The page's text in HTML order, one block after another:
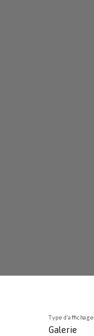
Galerie
Type d'affichage